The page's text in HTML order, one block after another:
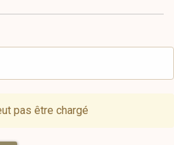
pas être chargé